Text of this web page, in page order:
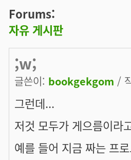
Forums:
자유 게시판
;w;
글쓴이: bookgekgom /
그런데...
저것 모두가 게으름이라
예를 들어 지금 짜는 프